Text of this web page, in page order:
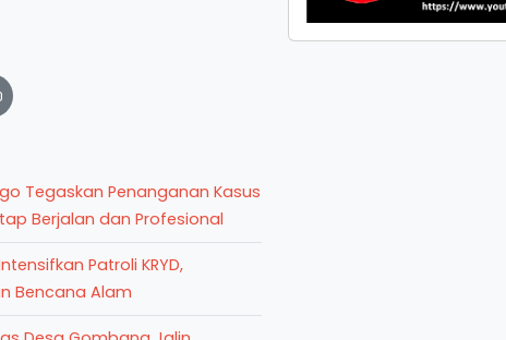
Tegaskan Penanganan Kasus
Berjalan dan Profesional
Patroli KRYD,
Bencana Alam